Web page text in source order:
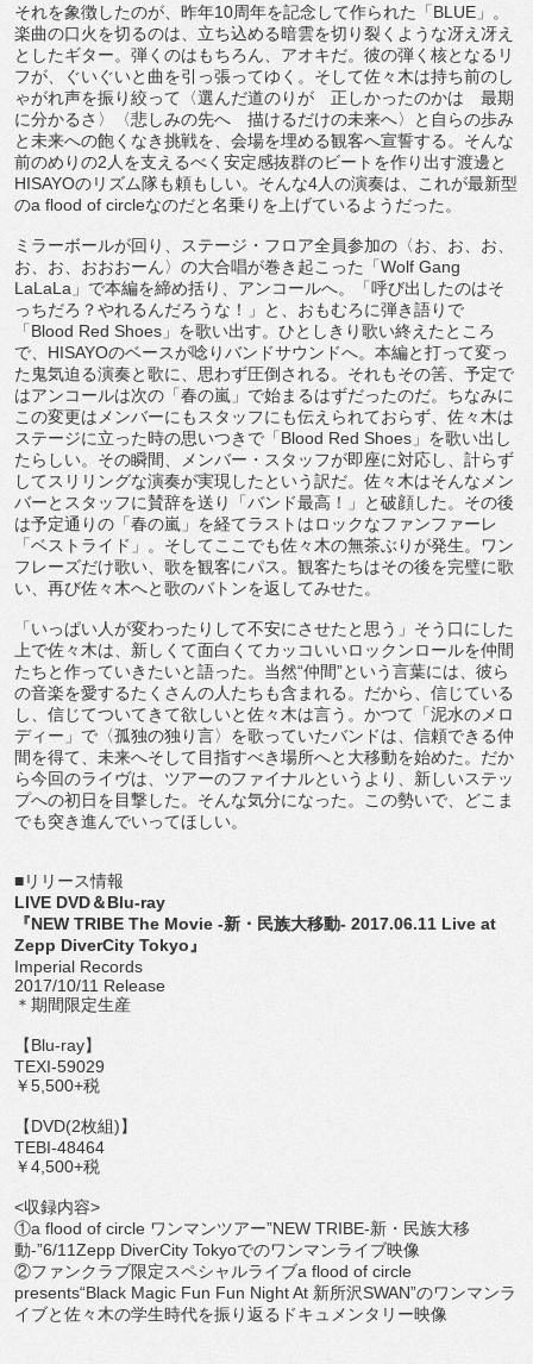
それを象徴したのが、昨年10周年を記念して作られた「BLUE」。
楽曲の口火を切るのは、立ち込める暗雲を切り裂くような冴え冴え
としたギター。弾くのはもちろん、アオキだ。彼の弾く核となるリ
フが、ぐいぐいと曲を引っ張ってゆく。そして佐々木は持ち前のし
ゃがれ声を振り絞って〈選んだ道のりが 正しかったのかは 最期
に分かるさ〉〈悲しみの先へ 描けるだけの未来へ〉と自らの歩み
と未来への飽くなき挑戦を、会場を埋める観客へ宣誓する。そんな
前のめりの2人を支えるべく安定感抜群のビートを作り出す渡邊と
HISAYOのリズム隊も頼もしい。そんな4人の演奏は、これが最新型
のa flood of circleなのだと名乗りを上げているようだった。
ミラーボールが回り、ステージ・フロア全員参加の〈お、お、お、
お、お、おおおーん〉の大合唱が巻き起こった「Wolf Gang
LaLaLa」で本編を締め括り、アンコールへ。「呼び出したのはそ
っちだろ？やれるんだろうな！」と、おもむろに弾き語りで
「Blood Red Shoes」を歌い出す。ひとしきり歌い終えたところ
で、HISAYOのベースが唸りバンドサウンドへ。本編と打って変っ
た鬼気迫る演奏と歌に、思わず圧倒される。それもその筈、予定で
はアンコールは次の「春の嵐」で始まるはずだったのだ。ちなみに
この変更はメンバーにもスタッフにも伝えられておらず、佐々木は
ステージに立った時の思いつきで「Blood Red Shoes」を歌い出し
たらしい。その瞬間、メンバー・スタッフが即座に対応し、計らず
してスリリングな演奏が実現したという訳だ。佐々木はそんなメン
バーとスタッフに賛辞を送り「バンド最高！」と破顔した。その後
は予定通りの「春の嵐」を経てラストはロックなファンファーレ
「ベストライド」。そしてここでも佐々木の無茶ぶりが発生。ワン
フレーズだけ歌い、歌を観客にパス。観客たちはその後を完璧に歌
い、再び佐々木へと歌のバトンを返してみせた。
「いっぱい人が変わったりして不安にさせたと思う」そう口にした
上で佐々木は、新しくて面白くてカッコいいロックンロールを仲間
たちと作っていきたいと語った。当然“仲間”という言葉には、彼ら
の音楽を愛するたくさんの人たちも含まれる。だから、信じている
し、信じてついてきて欲しいと佐々木は言う。かつて「泥水のメロ
ディー」で〈孤独の独り言〉を歌っていたバンドは、信頼できる仲
間を得て、未来へそして目指すべき場所へと大移動を始めた。だか
ら今回のライヴは、ツアーのファイナルというより、新しいステッ
プへの初日を目撃した。そんな気分になった。この勢いで、どこま
でも突き進んでいってほしい。
■リリース情報
LIVE DVD＆Blu-ray
『NEW TRIBE The Movie -新・民族大移動- 2017.06.11 Live at
Zepp DiverCity Tokyo』
Imperial Records
2017/10/11 Release
＊期間限定生産
【Blu-ray】
TEXI-59029
￥5,500+税
【DVD(2枚組)】
TEBI-48464
￥4,500+税
<収録内容>
①a flood of circle ワンマンツアー”NEW TRIBE-新・民族大移
動-”6/11Zepp DiverCity Tokyoでのワンマンライブ映像
②ファンクラブ限定スペシャルライブa flood of circle
presents“Black Magic Fun Fun Night At 新所沢SWAN”のワンマンラ
イブと佐々木の学生時代を振り返るドキュメンタリー映像